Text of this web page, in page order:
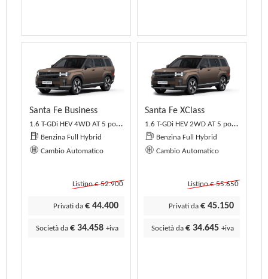
Santa Fe Business
1.6 T-GDi HEV 4WD AT 5 posti Business
Benzina Full Hybrid
Cambio Automatico
Listino € 52.900
Privati da € 44.400
Società da € 34.458 +iva
Santa Fe XClass
1.6 T-GDi HEV 2WD AT 5 posti XClass
Benzina Full Hybrid
Cambio Automatico
Listino € 55.650
Privati da € 45.150
Società da € 34.645 +iva